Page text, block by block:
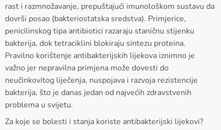
rast i razmnožavanje, prepuštajući imunološkom sustavu da
dovrši posao (bakteriostatska sredstva). Primjerice,
penicilinskog tipa antibiotici razaraju staničnu stijenku
bakterija, dok tetraciklini blokiraju sintezu proteina.
Pravilno korištenje antibakterijskih lijekova iznimno je
važno jer nepravilna primjena može dovesti do
neučinkovitog liječenja, nuspojava i razvoja rezistencije
bakterija, što je danas jedan od najvećih zdravstvenih
problema u svijetu.
Za koje se bolesti i stanja koriste antibakterijski lijekovi?